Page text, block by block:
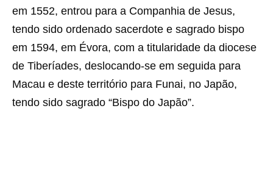
em 1552, entrou para a Companhia de Jesus,
tendo sido ordenado sacerdote e sagrado bispo
em 1594, em Évora, com a titularidade da diocese
de Tiberíades, deslocando-se em seguida para
Macau e deste território para Funai, no Japão,
tendo sido sagrado “Bispo do Japão”.